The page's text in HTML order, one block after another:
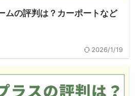
ムの評判は？カーポートなど
2026/1/19